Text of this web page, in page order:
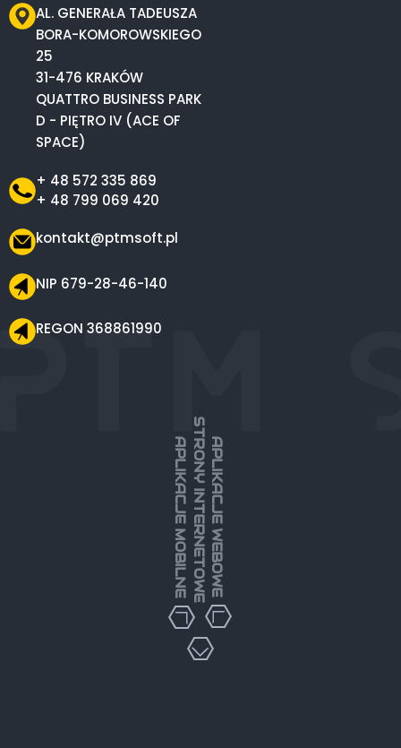
AL. GENERAŁA TADEUSZA
BORA-KOMOROWSKIEGO
25
31-476 KRAKÓW
QUATTRO BUSINESS PARK
D - PIĘTRO IV (ACE OF
SPACE)
+ 48 572 335 869
+ 48 799 069 420
kontakt@ptmsoft.pl
NIP 679-28-46-140
REGON 368861990
APLIKACJE MOBILNESTRONY INTERNETOWEAPLIKACJE WEBOWE